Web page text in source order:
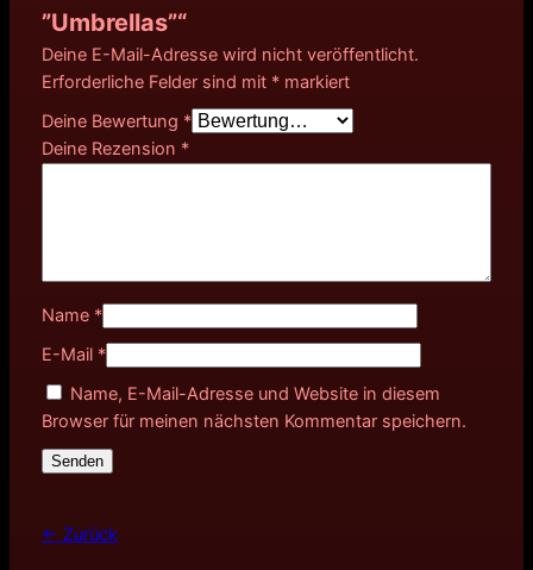
”Umbrellas”“
Deine E-Mail-Adresse wird nicht veröffentlicht.
Erforderliche Felder sind mit *markiert
Deine Bewertung *
Deine Rezension *
Name *
E-Mail *
Name, E-Mail-Adresse und Website in diesem
Browser für meinen nächsten Kommentar speichern.
← Zurück